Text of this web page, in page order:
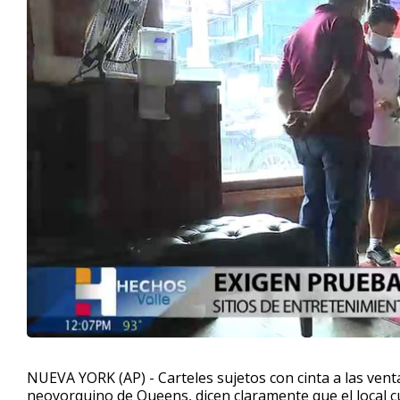
NUEVA YORK (AP) - Carteles sujetos con cinta a las
neoyorquino de Queens, dicen claramente que el local